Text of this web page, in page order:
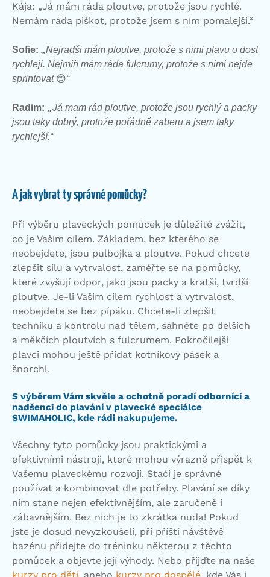
Kája: „Já mám ráda ploutve, protože jsou rychlé.
Nemám ráda piškot, protože jsem s ním pomalejší.“
Sofie: „Nejradši mám ploutve, protože s nimi plavu o dost
rychleji. Nejmíň mám ráda fulcrumy, protože s nimi nejde
sprintovat 😊“
Radim: „Já mam rád ploutve, protože jsou rychlý a packy
jsou taky dobrý, protože pořádně zaberu a jsem taky
rychlejší.“
A jak vybrat ty správné pomůcky?
Při výběru plaveckých pomůcek je důležité zvážit,
co je Vaším cílem. Základem, bez kterého se
neobejdete, jsou pulbojka a ploutve. Pokud chcete
zlepšit sílu a vytrvalost, zaměřte se na pomůcky,
které zvyšují odpor, jako jsou packy a kratší, tvrdší
ploutve. Je-li Vaším cílem rychlost a vytrvalost,
neobejdete se bez pípáku. Chcete-li zlepšit
techniku a kontrolu nad tělem, sáhněte po delších
a měkčích ploutvích s fulcrumem. Pokročilejší
plavci mohou ještě přidat kotníkový pásek a
šnorchl.
S výběrem Vám skvěle a ochotně poradí odborníci a
nadšenci do plavání v plavecké speciálce
SWIMAHOLIC, kde rádi nakupujeme.
Všechny tyto pomůcky jsou praktickými a
efektivními nástroji, které mohou výrazně přispět k
Vašemu plaveckému rozvoji. Stačí je správně
používat a kombinovat dle potřeby. Plavání se díky
nim stane nejen efektivnějším, ale zaručeně i
zábavnějším. Bez nich je to zkrátka nuda! Pokud
jste je dosud nevyzkoušeli, při příští návštěvě
bazénu přidejte do tréninku některou z těchto
pomůcek a objevte její výhody. Nebo přijďte na naše